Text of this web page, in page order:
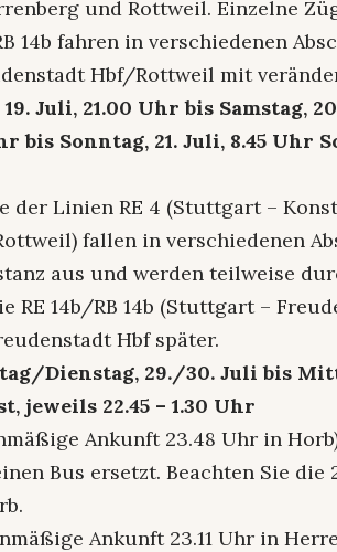
und Rottweil. Einzelne
14b fahren in verschiedenen
Hbf/Rottweil mit
Juli, 21.00 Uhr bis Samstag,
bis Sonntag, 21. Juli, 8.45 Uhr
der Linien RE 4 (Stuttgart –
fallen in verschiedenen
aus und werden teilweise
RE 14b/RB 14b (Stuttgart –
Hbf später.
Dienstag, 29./30. Juli bis
jeweils 22.45 – 1.30 Uhr
Ankunft 23.48 Uhr in
Bus ersetzt. Beachten Sie die
Ankunft 23.11 Uhr in